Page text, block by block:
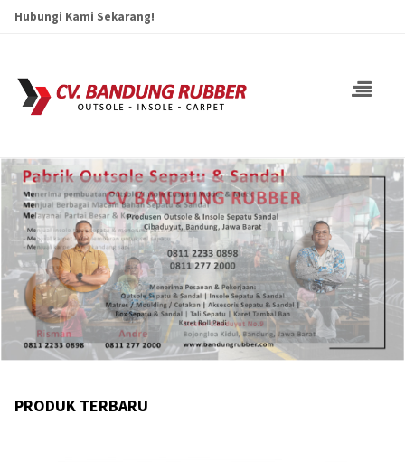
Hubungi Kami Sekarang!
PRODUK TERBARU